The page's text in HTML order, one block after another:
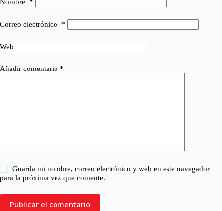
Nombre *
Correo electrónico *
Web
Añadir comentario *
Guarda mi nombre, correo electrónico y web en este navegador
para la próxima vez que comente.
Publicar el comentario